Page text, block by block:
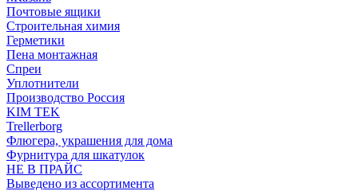
Почтовые ящики
Строительная химия
Герметики
Пена монтажная
Спреи
Уплотнители
Производство Россия
KIM TEK
Trellerborg
Флюгера, украшения для дома
Фурнитура для шкатулок
НЕ В ПРАЙС
Выведено из ассортимента